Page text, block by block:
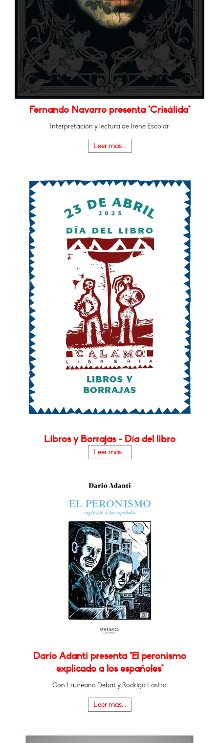
Fernando Navarro presenta "Crisálida"
Interpretación y lectura de Irene Escolar
Leer más...
Libros y Borrajas - Día del libro
Leer más...
Dario Adanti presenta "El peronismo
explicado a los españoles"
Con Laureano Debat y Rodrigo Lastra
Leer más...